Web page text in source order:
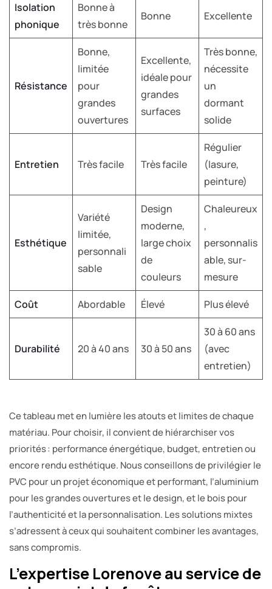
Isolation
phonique
Bonne à
très bonne
Bonne Excellente
Résistance
Bonne,
limitée
pour
grandes
ouvertures
Excellente,
idéale pour
grandes
surfaces
Très bonne,
nécessite
un
dormant
solide
Entretien Très facile Très facile
Régulier
(lasure,
peinture)
Esthétique
Variété
limitée,
personnali
sable
Design
moderne,
large choix
de
couleurs
Chaleureux
,
personnalis
able, sur-
mesure
Coût Abordable Élevé Plus élevé
Durabilité 20 à 40 ans 30 à 50 ans
30 à 60 ans
(avec
entretien)
Ce tableau met en lumière les atouts et limites de chaque
matériau. Pour choisir, il convient de hiérarchiser vos
priorités : performance énergétique, budget, entretien ou
encore rendu esthétique. Nous conseillons de privilégier le
PVC pour un projet économique et performant, l’aluminium
pour les grandes ouvertures et le design, et le bois pour
l’authenticité et la personnalisation. Les solutions mixtes
s’adressent à ceux qui souhaitent combiner les avantages,
sans compromis.
L’expertise Lorenove au service de